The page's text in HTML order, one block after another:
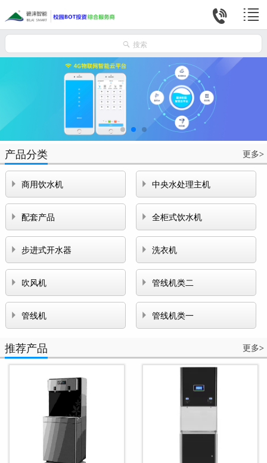


 搜索
产品分类 更多>
 商用饮水机  中央水处理主机
 配套产品  全柜式饮水机
 步进式开水器  洗衣机
 吹风机  管线机类二
 管线机  管线机类一
推荐产品 更多>